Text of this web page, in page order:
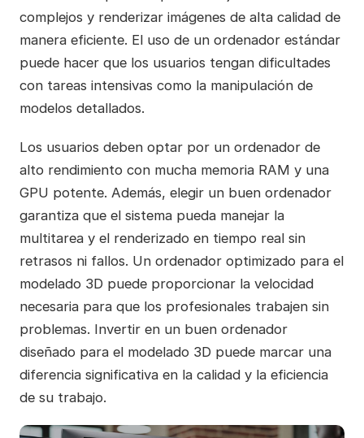
complejos y renderizar imágenes de alta calidad de
manera eficiente. El uso de un ordenador estándar
puede hacer que los usuarios tengan dificultades
con tareas intensivas como la manipulación de
modelos detallados.
Los usuarios deben optar por un ordenador de
alto rendimiento con mucha memoria RAM y una
GPU potente. Además, elegir un buen ordenador
garantiza que el sistema pueda manejar la
multitarea y el renderizado en tiempo real sin
retrasos ni fallos. Un ordenador optimizado para el
modelado 3D puede proporcionar la velocidad
necesaria para que los profesionales trabajen sin
problemas. Invertir en un buen ordenador
diseñado para el modelado 3D puede marcar una
diferencia significativa en la calidad y la eficiencia
de su trabajo.